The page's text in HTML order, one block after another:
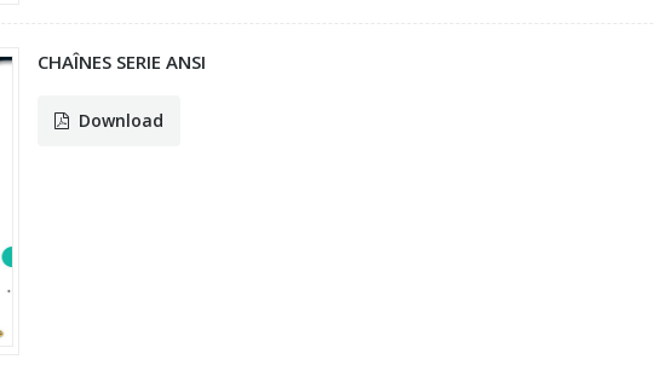
CHAÎNES SERIE ANSI
Download